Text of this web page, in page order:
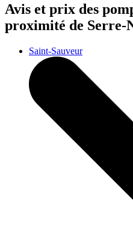
Avis et prix des
proximité de Serre-
Saint-Sauveur